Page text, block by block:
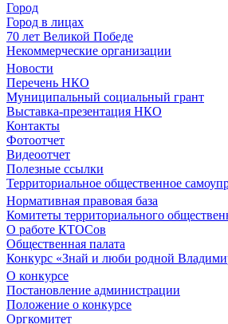
Город
Город в лицах
70 лет Великой Победе
Некоммерческие организации
Новости
Перечень НКО
Муниципальный социальный грант
Выставка-презентация НКО
Контакты
Фотоотчет
Видеоотчет
Полезные ссылки
Территориальное общественное
Нормативная правовая база
Комитеты территориального
О работе КТОСов
Общественная палата
Конкурс «Знай и люби родной
О конкурсе
Постановление администрации
Положение о конкурсе
Оргкомитет